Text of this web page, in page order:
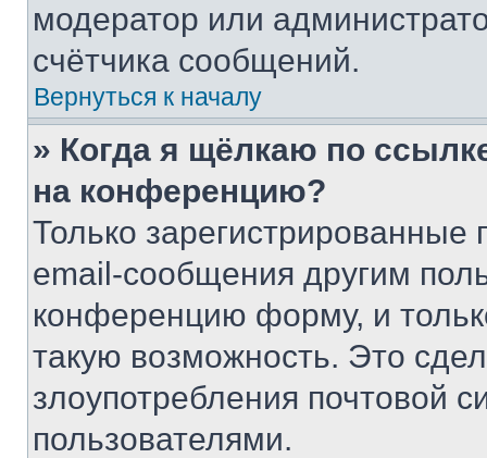
модератор или
счётчика сообщений.
Вернуться к началу
» Когда я щёлкаю по
на конференцию?
Только зарегистрированные
email-сообщения другим
конференцию форму, и
такую возможность. Это
злоупотребления почтовой
пользователями.